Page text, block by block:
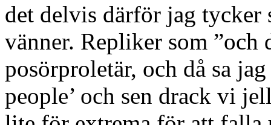
det delvis därför jag tycker
vänner. Repliker som ”och
posörproletär, och då sa
people’ och sen drack vi